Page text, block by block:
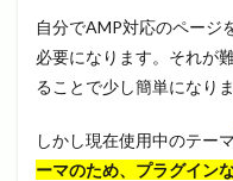
自分でAMP対応のページ
必要になります。それが
ることで少し簡単になりま
しかし現在使用中のテーマ
ーマのため、プラグイン